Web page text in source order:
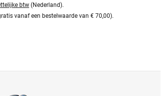
btw (Nederland).
vanaf een bestelwaarde van € 70,00).